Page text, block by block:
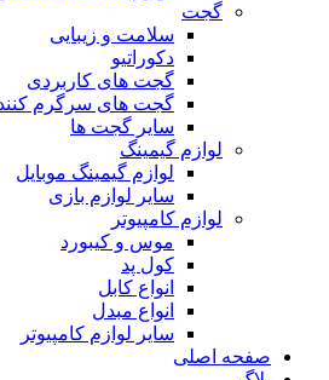
گجت
سلامت و زیبایی
دکوراتیو
گجت های کاربردی
گجت های سرگرم
سایر گجت ها
لوازم گیمینگ
لوازم گیمینگ موبایل
سایر لوازم بازی
لوازم کامپیوتر
موس و کیبورد
کول پد
انواع کابل
انواع مبدل
سایر لوازم کامپیوتر
صفحه اصلی